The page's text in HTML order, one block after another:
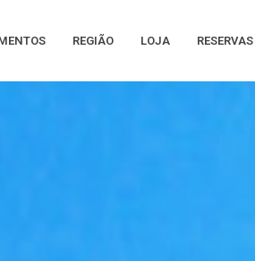
REGIÃO LOJA RESERVAS